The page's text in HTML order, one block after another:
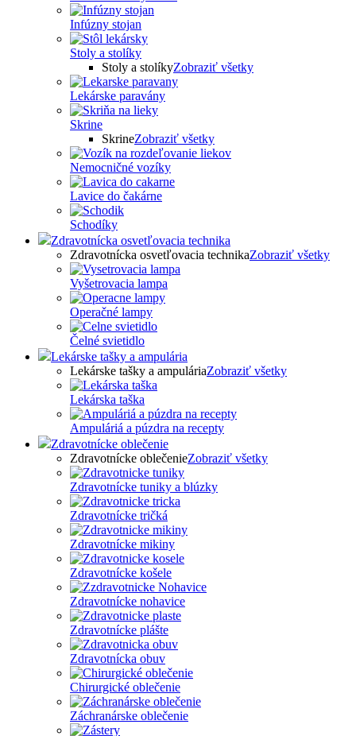
Infúzny stojan
Stoly a stolíky
Stoly a stolíkyZobraziť všetky
Lekárske paravány
Skrine
SkrineZobraziť všetky
Nemocničné vozíky
Lavice do čakárne
Schodíky
Zdravotnícka osvetľovacia technika
Zdravotnícka osvetľovacia technikaZobraziť všetky
Vyšetrovacia lampa
Operačné lampy
Čelné svietidlo
Lekárske tašky a ampulária
Lekárske tašky a ampuláriaZobraziť všetky
Lekárska taška
Ampuláriá a púzdra na recepty
Zdravotnícke oblečenie
Zdravotnícke oblečenieZobraziť všetky
Zdravotnícke tuniky a blúzky
Zdravotnícke tričká
Zdravotnícke mikiny
Zdravotnícke košele
Zdravotnícke nohavice
Zdravotnícke plášte
Zdravotnícka obuv
Chirurgické oblečenie
Záchranárske oblečenie